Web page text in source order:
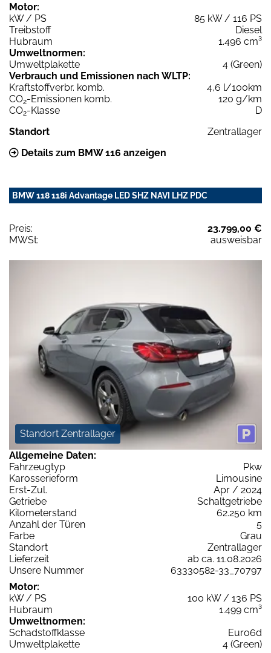
Motor:
kW / PS
85 kW / 116 PS
Treibstoff
Diesel
Hubraum
1.496 cm³
Umweltnormen:
Umweltplakette
4 (Green)
Verbrauch und Emissionen nach WLTP:
Kraftstoffverbr. komb.
4,6 l/100km
CO2-Emissionen komb.
120 g/km
CO2-Klasse
D
Standort
Zentrallager
Details zum BMW 116 anzeigen
BMW 118 118i Advantage LED SHZ NAVI LHZ PDC
Preis:
23.799,00 €
MWSt:
ausweisbar
Standort Zentrallager
Allgemeine Daten:
Fahrzeugtyp
Pkw
Karosserieform
Limousine
Erst-Zul.
Apr / 2024
Getriebe
Schaltgetriebe
Kilometerstand
62.250 km
Anzahl der Türen
5
Farbe
Grau
Standort
Zentrallager
Lieferzeit
ab ca. 11.08.2026
Unsere Nummer
63330582-33_70797
Motor:
kW / PS
100 kW / 136 PS
Hubraum
1.499 cm³
Umweltnormen:
Schadstoffklasse
Euro6d
Umweltplakette
4 (Green)